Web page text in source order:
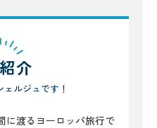
介
ルジュです！
に渡るヨーロッパ旅行で